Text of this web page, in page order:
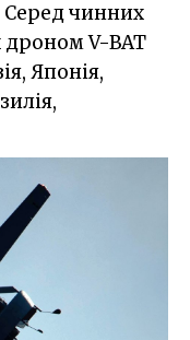
Серед чинних
дроном V-BAT
Японія,